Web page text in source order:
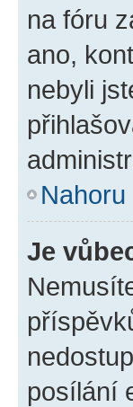
na fóru
ano,
nebyli
Nahoru
Je
posílání